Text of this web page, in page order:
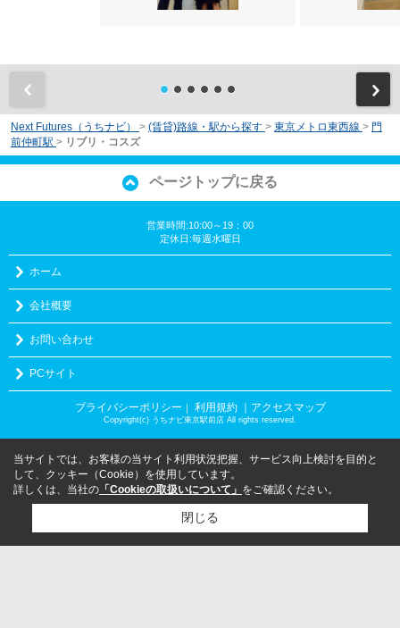
Next Futures（うちナビ） > (賃貸)路線・駅から探す > 東京メトロ東西線 > 門
前仲町駅 > リブリ・コスズ
ページトップに戻る
営業時間:10:00～19：00
定休日:毎週水曜日
ホーム
会社概要
お問い合わせ
PCサイト
プライバシーポリシー 利用規約 ｜アクセスマップ
Copyright(c) うちナビ東京駅前店 All rights reserved.
当サイトでは、お客様の当サイト利用状況把握、サービス向上検討を目的と
して、クッキー（Cookie）を使用しています。
詳しくは、当社の 「Cookieの取扱いについて」 をご確認ください。
閉じる